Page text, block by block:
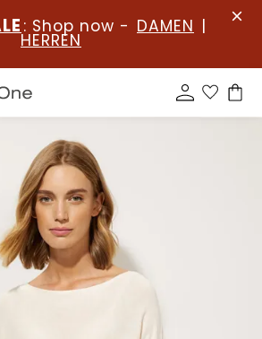
: Shop now - DAMEN |
HERREN